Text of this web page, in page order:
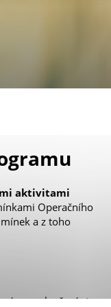
aktivitami
Operačního
a z toho
na zlepšení stavu